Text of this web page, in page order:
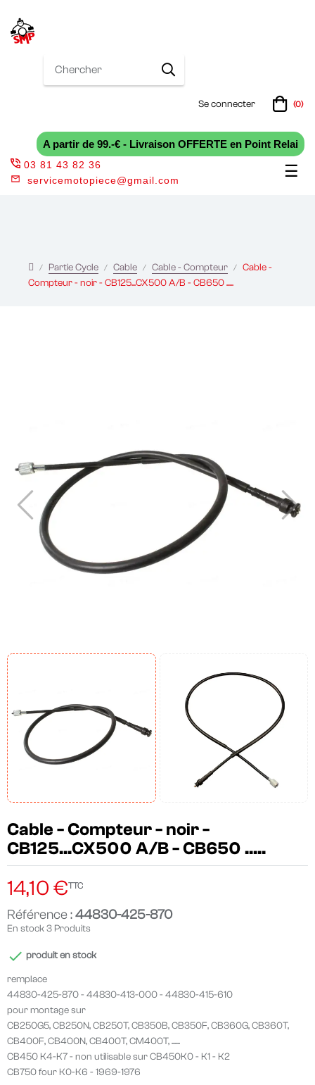
Se connecter (0)
A partir de 99.-€ - Livraison OFFERTE en Point Relai
☰
03 81 43 82 36
servicemotopiece@gmail.com
Partie Cycle Cable Cable - Compteur
Cable -
Compteur - noir - CB125...CX500 A/B - CB650 .....
Cable - Compteur - noir -
CB125...CX500 A/B - CB650 .....
14,10 €TTC
Référence :44830-425-870
En stock3 Produits
 produit en stock
remplace
44830-425-870 - 44830-413-000 - 44830-415-610
pour montage sur
CB250G5, CB250N, CB250T, CB350B, CB350F, CB360G, CB360T,
CB400F, CB400N, CB400T, CM400T, ......
CB450 K4-K7 - non utilisable sur CB450K0 - K1 - K2
CB750 four K0-K6 - 1969-1976